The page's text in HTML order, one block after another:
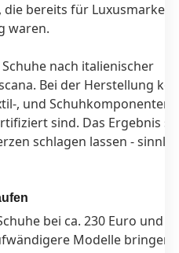
bereits für Luxusmarken
waren.
nach italienischer
Bei der Herstellung
, und Schuhkomponenten
sind. Das Ergebnis
schlagen lassen -
bei ca. 230 Euro und
Modelle bringen